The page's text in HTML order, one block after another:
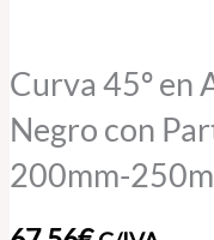
Curva 45º en
Negro con
200mm-
Acero
Negro
con